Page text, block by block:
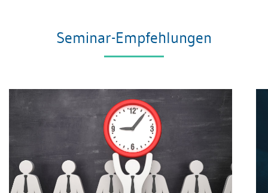
Seminar-Empfehlungen